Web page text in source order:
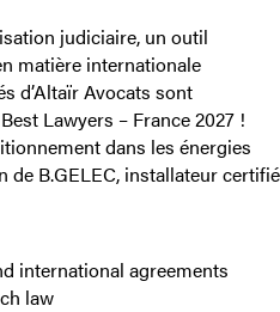
pour
préserver
l’image
de
marque
judiciaire, un outil
matière internationale
d’Altaïr Avocats sont
Lawyers – France 2027 !
dans les énergies
de B.GELEC, installateur certifié
international agreements
law